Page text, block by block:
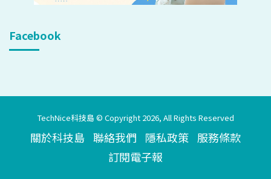
Facebook
TechNice科技島 © Copyright 2026, All Rights Reserved
關於科技島 聯絡我們 隱私政策 服務條款
訂閱電子報